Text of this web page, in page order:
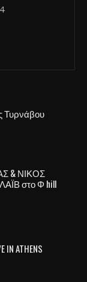
Τυρνάβου
& ΝΙΚΟΣ
στο Φ hill
IN ATHENS